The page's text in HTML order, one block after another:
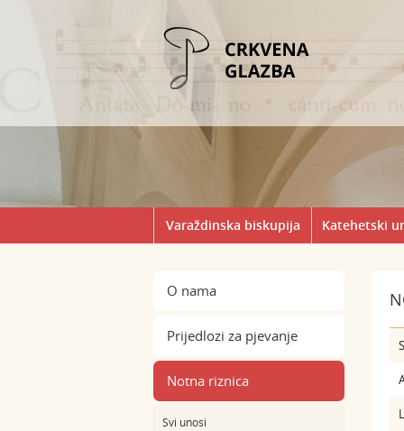
Varaždinska biskupija Katehetski
O nama
Prijedlozi za pjevanje
Notna riznica
Svi unosi